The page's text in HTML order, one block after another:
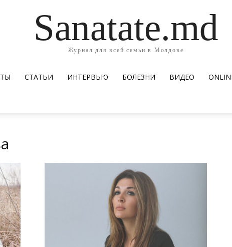
Sanatate.md
Журнал для всей семьи в Молдове
СТАТЬИ ИНТЕРВЬЮ БОЛЕЗНИ ВИДЕО